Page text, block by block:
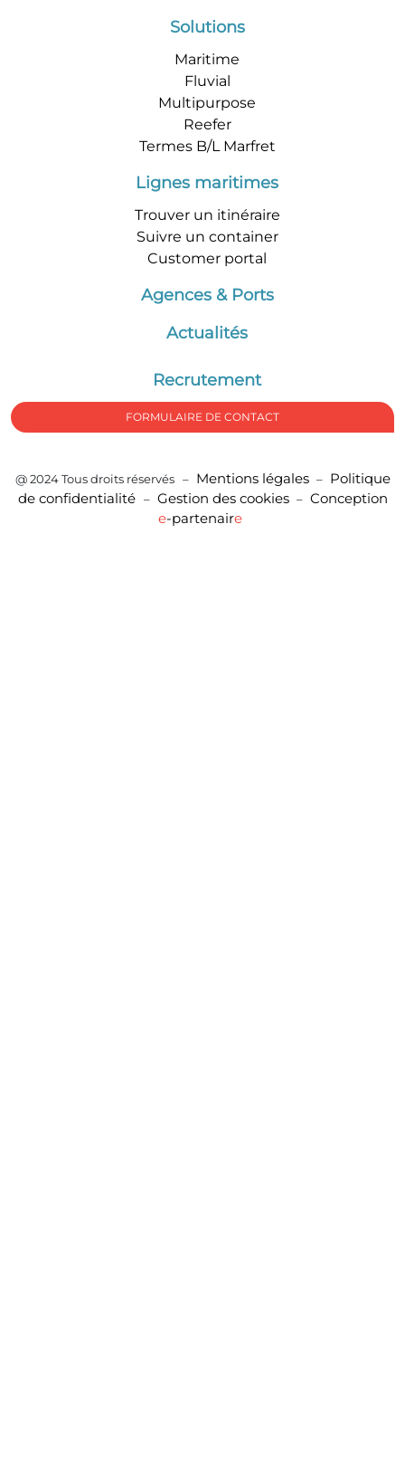
Solutions
Maritime
Fluvial
Multipurpose
Reefer
Termes B/L Marfret
Lignes maritimes
Trouver un itinéraire
Suivre un container
Customer portal
Agences & Ports
Actualités
Recrutement
FORMULAIRE DE CONTACT
@ 2024 Tous droits réservés – Mentions légales – Politique
de confidentialité – Gestion des cookies – Conception
e-partenaire